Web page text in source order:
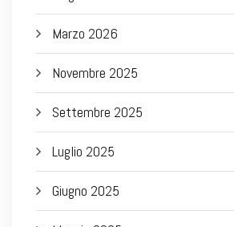
Marzo 2026
Novembre 2025
Settembre 2025
Luglio 2025
Giugno 2025